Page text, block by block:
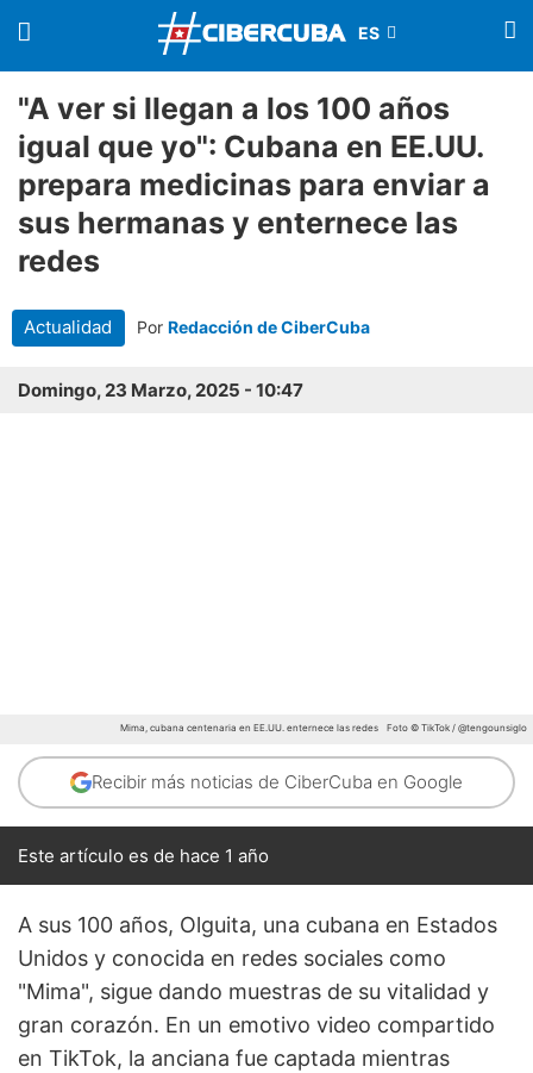
"A ver si llegan a los 100 años
igual que yo": Cubana en EE.UU.
prepara medicinas para enviar a
sus hermanas y enternece las
redes
Actualidad Por Redacción de CiberCuba
Domingo, 23 Marzo, 2025 - 10:47
Mima, cubana centenaria en EE.UU. enternece las redes Foto © TikTok / @tengounsiglo
Recibir más noticias de CiberCuba en Google
Este artículo es de hace 1 año
A sus 100 años, Olguita, una cubana en Estados
Unidos y conocida en redes sociales como
"Mima", sigue dando muestras de su vitalidad y
gran corazón. En un emotivo video compartido
en TikTok, la anciana fue captada mientras